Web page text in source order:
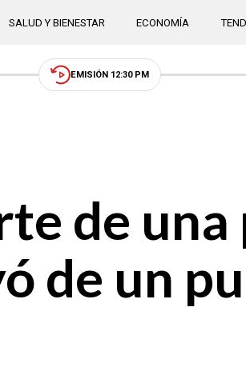
SALUD Y BIENESTAR ECONOMÍA
EMISIÓN 12:30 PM
de una
de un